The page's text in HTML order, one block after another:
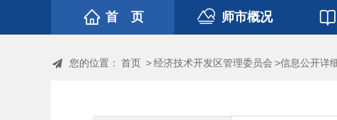
首 页 师市概况
您的位置： 首页 >经济技术开发区管理委员会 >信息公开详